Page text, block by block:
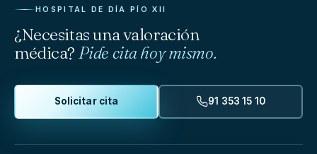
HOSPITAL DE DÍA PÍO XII
¿Necesitas una valoración
médica? Pide cita hoy mismo.
Solicitar cita 91 353 15 10